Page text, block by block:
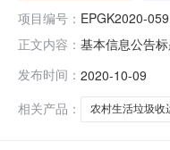
项目编号： EPGK2020-059
正文内容： 基本信息公告
码
发布时间： 2020-10-09
相关产品：
农村生活垃圾收